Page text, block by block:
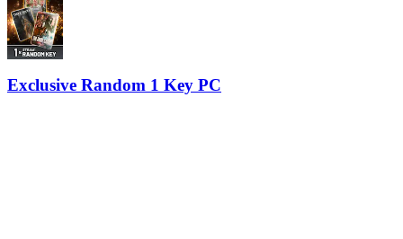
Exclusive Random 1 Key PC